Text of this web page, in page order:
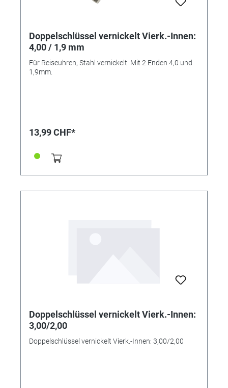
Doppelschlüssel vernickelt Vierk.-Innen:
4,00 / 1,9 mm
Für Reiseuhren, Stahl vernickelt. Mit 2 Enden 4,0 und
1,9mm.
13,99 CHF*
Doppelschlüssel vernickelt Vierk.-Innen:
3,00/2,00
Doppelschlüssel vernickelt Vierk.-Innen: 3,00/2,00